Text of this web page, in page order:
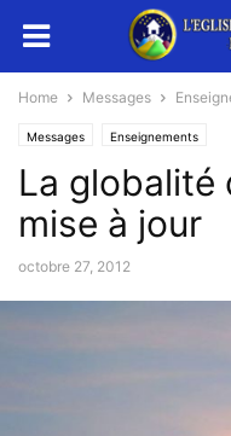
Home Messages
Messages Enseignements
La globalité
mise à jour
octobre 27, 2012